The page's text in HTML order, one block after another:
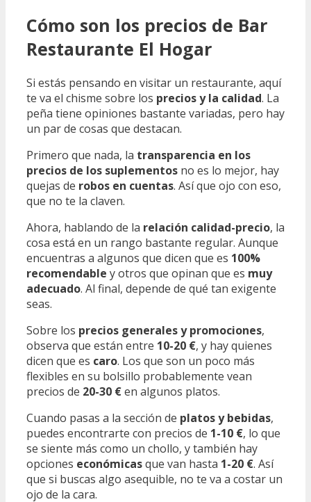
Cómo son los precios de Bar
Restaurante El Hogar
Si estás pensando en visitar un restaurante, aquí
te va el chisme sobre los precios y la calidad. La
peña tiene opiniones bastante variadas, pero hay
un par de cosas que destacan.
Primero que nada, la transparencia en los
precios de los suplementos no es lo mejor, hay
quejas de robos en cuentas. Así que ojo con eso,
que no te la claven.
Ahora, hablando de la relación calidad-precio, la
cosa está en un rango bastante regular. Aunque
encuentras a algunos que dicen que es 100%
recomendable y otros que opinan que es muy
adecuado. Al final, depende de qué tan exigente
seas.
Sobre los precios generales y promociones,
observa que están entre 10-20 €, y hay quienes
dicen que es caro. Los que son un poco más
flexibles en su bolsillo probablemente vean
precios de 20-30 €en algunos platos.
Cuando pasas a la sección de platos y bebidas,
puedes encontrarte con precios de 1-10 €, lo que
se siente más como un chollo, y también hay
opciones económicasque van hasta 1-20 €. Así
que si buscas algo asequible, no te va a costar un
ojo de la cara.